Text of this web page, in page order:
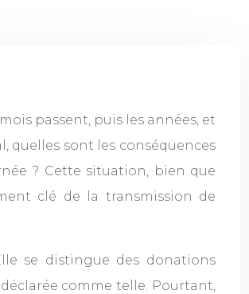
passent, puis les années, et
quelles sont les conséquences
? Cette situation, bien que
clé de la transmission de
se distingue des donations
comme telle. Pourtant,